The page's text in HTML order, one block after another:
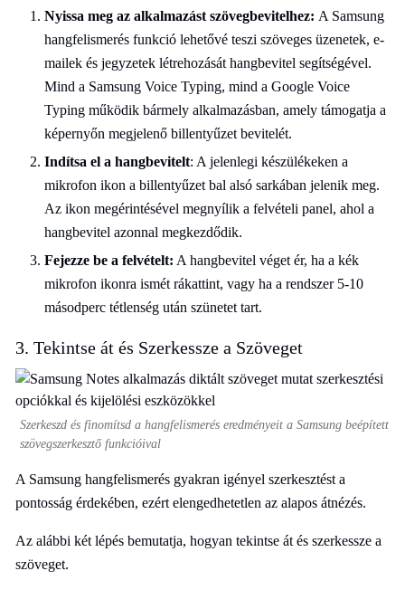
Nyissa meg az alkalmazást szövegbevitelhez: A Samsung
hangfelismerés funkció lehetővé teszi szöveges üzenetek, e-
mailek és jegyzetek létrehozását hangbevitel segítségével.
Mind a Samsung Voice Typing, mind a Google Voice
Typing működik bármely alkalmazásban, amely támogatja a
képernyőn megjelenő billentyűzet bevitelét.
Indítsa el a hangbevitelt: A jelenlegi készülékeken a
mikrofon ikon a billentyűzet bal alsó sarkában jelenik meg.
Az ikon megérintésével megnyílik a felvételi panel, ahol a
hangbevitel azonnal megkezdődik.
Fejezze be a felvételt: A hangbevitel véget ér, ha a kék
mikrofon ikonra ismét rákattint, vagy ha a rendszer 5-10
másodperc tétlenség után szünetet tart.
3. Tekintse át és Szerkessze a Szöveget
Szerkeszd és finomítsd a hangfelismerés eredményeit a Samsung beépített
szövegszerkesztő funkcióival
A Samsung hangfelismerés gyakran igényel szerkesztést a
pontosság érdekében, ezért elengedhetetlen az alapos átnézés.
Az alábbi két lépés bemutatja, hogyan tekintse át és szerkessze a
szöveget.